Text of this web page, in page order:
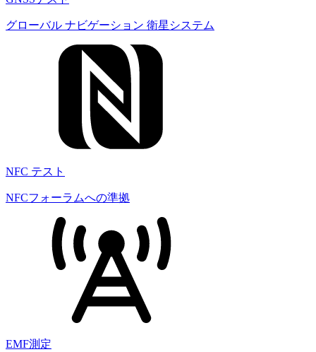
グローバル ナビゲーション 衛星システム
NFC テスト
NFCフォーラムへの準拠
EMF測定